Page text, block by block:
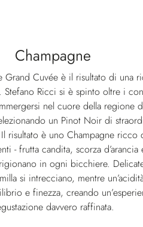
Champagne
Grand Cuvée è il risultato di una
Stefano Ricci si è spinto oltre i
nel cuore della regione
un Pinot Noir di
risultato è uno Champagne ricco
- frutta candita, scorza d’arancia
in ogni bicchiere.
si intrecciano, mentre
e finezza, creando
davvero raffinata.